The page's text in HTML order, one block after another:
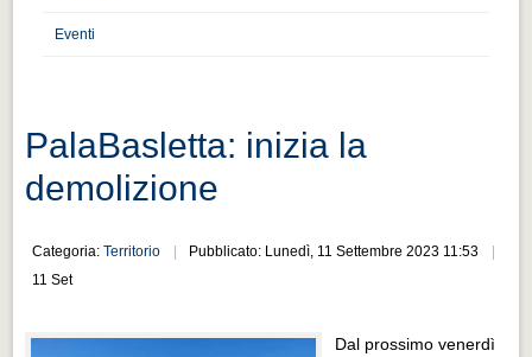
Cultura e turismo 4.0
Cultura e turismo 4.0
PROGETTI
Progetti Aperti
Eventi
PalaBasletta: inizia la
demolizione
Categoria:Territorio
Pubblicato: Lunedì, 11 Settembre 2023 11:53
11 Set
Dal prossimo venerdì